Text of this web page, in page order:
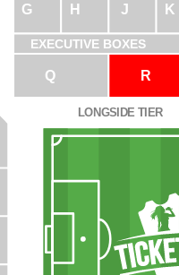
LONGSIDE TIER
G H J K
Q R
EXECUTIVE BOXES